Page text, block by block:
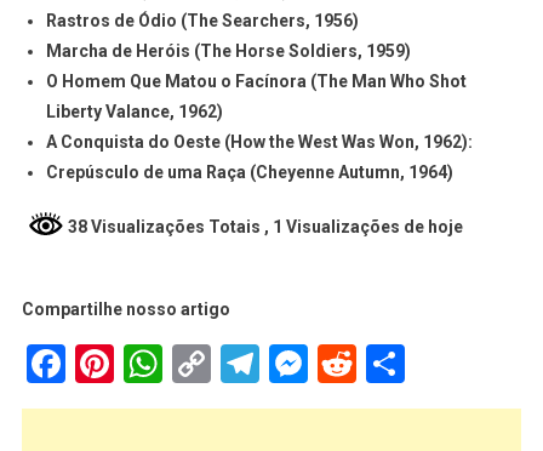
Rastros de Ódio (The Searchers, 1956)
Marcha de Heróis (The Horse Soldiers, 1959)
O Homem Que Matou o Facínora (The Man Who Shot
Liberty Valance, 1962)
A Conquista do Oeste (How the West Was Won, 1962):
Crepúsculo de uma Raça (Cheyenne Autumn, 1964)
38 Visualizações Totais , 1 Visualizações de hoje
Compartilhe nosso artigo
Facebook
Pinterest
WhatsApp
Copy
Link
Telegram
Messenger
Reddit
Share